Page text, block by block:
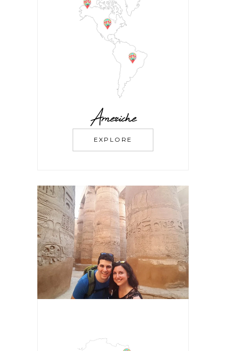
Americhe
EXPLORE